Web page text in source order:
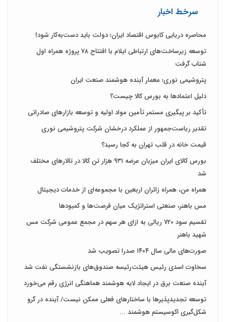
سرخط اخبار
محاصره دریایی کابوس اقتصاد ایران؛ دولت باید دست‌به‌کار شود!
توسعه زیرساخت‌های ارتباطی ایلام با افتتاح ۷۸ پروژه همراه اول
شتاب گرفت
پتروشیمی نوری؛ معمار آینده هوشمند صنعت ایران
دلیل اعتمادها به بورس کالا چیست؟
تأکید بر پیگیری مستمر تأمین مواد اولیه و توسعه بازارهای صادراتی
تقدیر ریاست‌جمهور از عملکرد درخشان شرکت پتروشیمی نوری
قیمت خانه در قلب تهران به کجا رسید؟
بورس کالای ایران میزبان عرضه ۹۳۱ هزار تن کالا در تالارهای مختلف
شد
همراه من، همراه زائران اربعین با مجموعه‌ای از خدمات دیجیتال
مس باهنر، صنعتی استراتژیک میان فرصت‌ها و کمبودها
تقسیم سود 720 ریالی به ازای هر سهم در مجمع عمومی شرکت مس
شهید باهنر
صورت‌های مالی سال ۱۴۰۴ صدرا تصویب شد
سخاوت اسدی رئیس هیئت‌رئیسه صندوق‌های بازنشستگی نفت شد
آینده صنعت برق در ایجاد لایه هوشمند هماهنگی انرژی رقم می‌خورد
توسعه تجدیدپذیرها با ساختارهای فعلی ممکن نیست/ آینده در گرو
شکل‌گیری اکوسیستم هوشمند ...